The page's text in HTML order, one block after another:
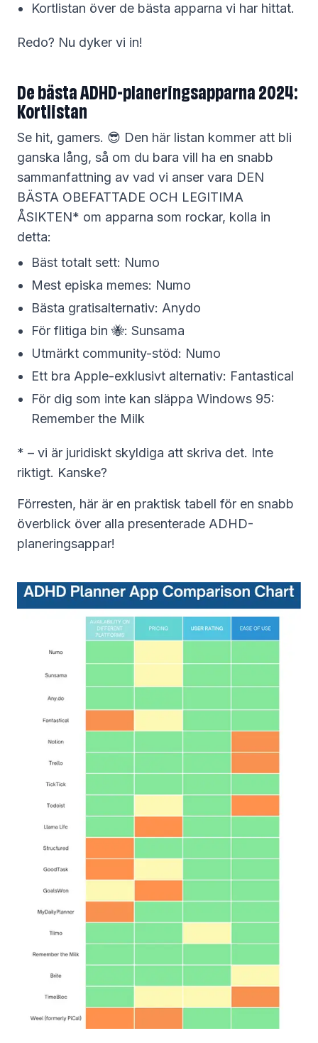
Kortlistan över de bästa apparna vi har hittat.
Redo? Nu dyker vi in!
De bästa ADHD-planeringsapparna 2024:
Kortlistan
Se hit, gamers. 😎 Den här listan kommer att bli
ganska lång, så om du bara vill ha en snabb
sammanfattning av vad vi anser vara DEN
BÄSTA OBEFATTADE OCH LEGITIMA
ÅSIKTEN* om apparna som rockar, kolla in
detta:
Bäst totalt sett: Numo
Mest episka memes: Numo‍
Bästa gratisalternativ: Anydo‍
För flitiga bin 🐝: Sunsama‍
Utmärkt community-stöd: Numo‍
Ett bra Apple-exklusivt alternativ: Fantastical‍
För dig som inte kan släppa Windows 95:
Remember the Milk
* – vi är juridiskt skyldiga att skriva det. Inte
riktigt. Kanske?
Förresten, här är en praktisk tabell för en snabb
överblick över alla presenterade ADHD-
planeringsappar!